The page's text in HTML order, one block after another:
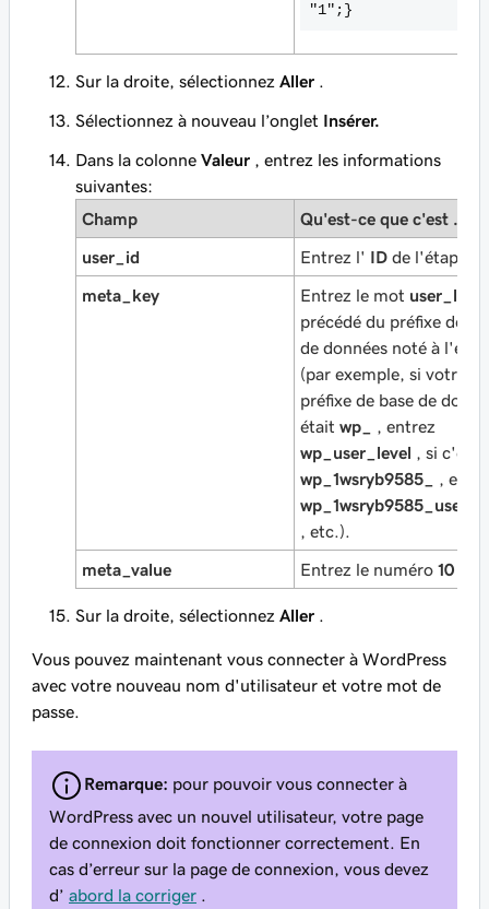
"1";}
Sur la droite, sélectionnez Aller
Sélectionnez à nouveau l’onglet Insérer.
Dans la colonne Valeur , entrez les informations
suivantes:
Champ
Qu'est-ce que c'est ...
user_id Entrez l' ID de l'étape 5.
meta_key Entrez le mot user_level
précédé du préfixe de
de données noté à
(par exemple, si votre
préfixe de base de
était wp_
, entrez
wp_user_level , si c'est
wp_1wsryb9585_
,
, etc.).
meta_value Entrez le numéro 10
Sur la droite, sélectionnez Aller
Vous pouvez maintenant vous connecter à WordPress
avec votre nouveau nom d'utilisateur et votre mot de
passe.
Remarque: pour pouvoir vous connecter à
WordPress avec un nouvel utilisateur, votre page
de connexion doit fonctionner correctement. En
cas d’erreur sur la page de connexion, vous devez
d’ abord la corriger